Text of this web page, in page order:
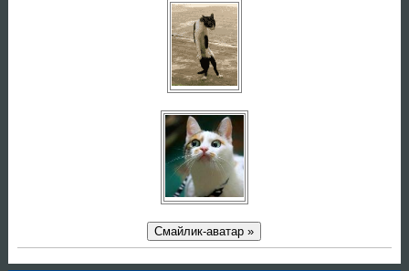
Смайлик-аватар »